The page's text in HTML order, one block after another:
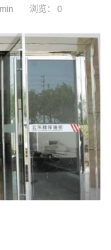
浏览： 0